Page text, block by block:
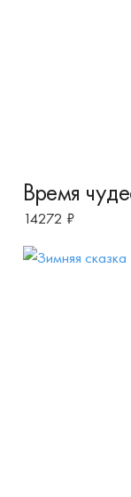
Время
14272 ₽